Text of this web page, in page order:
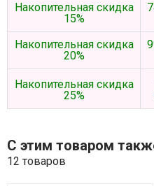
Накопительная скидка
15%
Накопительная скидка
20%
Накопительная скидка
25%
С этим товаром
12 товаров